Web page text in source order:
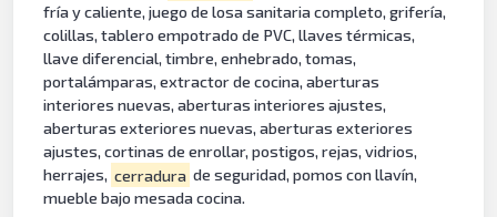
fría y caliente, juego de losa sanitaria completo, grifería,
colillas, tablero empotrado de PVC, llaves térmicas,
llave diferencial, timbre, enhebrado, tomas,
portalámparas, extractor de cocina, aberturas
interiores nuevas, aberturas interiores ajustes,
aberturas exteriores nuevas, aberturas exteriores
ajustes, cortinas de enrollar, postigos, rejas, vidrios,
herrajes, cerradura de seguridad, pomos con llavín,
mueble bajo mesada cocina.